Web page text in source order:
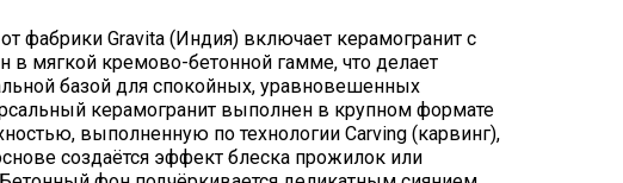
фабрики Gravita (Индия) включает керамогранит с
в мягкой кремово-бетонной гамме, что делает
базой для спокойных, уравновешенных
керамогранит выполнен в крупном формате
выполненную по технологии Carving (карвинг),
создаётся эффект блеска прожилок или